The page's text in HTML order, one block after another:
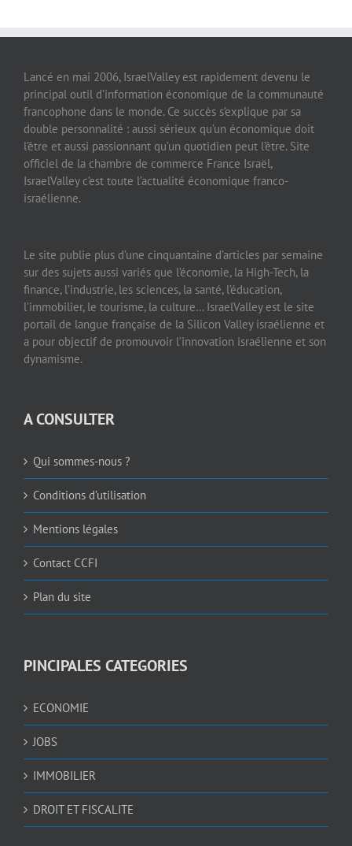
Lancé en mai 2006, IsraelValley est rapidement devenu le
principal outil d’information économique de la communauté
francophone dans le monde. Ce succès s’explique par sa
double personnalité : aussi sérieux qu’un économique doit
l’être et aussi passionnant qu’un quotidien peut l’être. Site
officiel de la chambre de commerce France Israël,
IsraelValley c’est toute l’actualité économique franco-
israélienne.
Le site publie plus d’une cinquantaine d’articles par semaine
sur des sujets aussi variés que l’économie, la High-Tech, la
finance, l’industrie, les sciences, la santé, l’éducation,
l’immobilier, le tourisme, la culture… IsraelValley est le site
portail de langue française de la Silicon Valley israélienne et
a pour objectif de promouvoir l’innovation israélienne et son
dynamisme.
A CONSULTER
Qui sommes-nous ?
Conditions d’utilisation
Mentions légales
Contact CCFI
Plan du site
PINCIPALES CATEGORIES
ECONOMIE
JOBS
IMMOBILIER
DROIT ET FISCALITE